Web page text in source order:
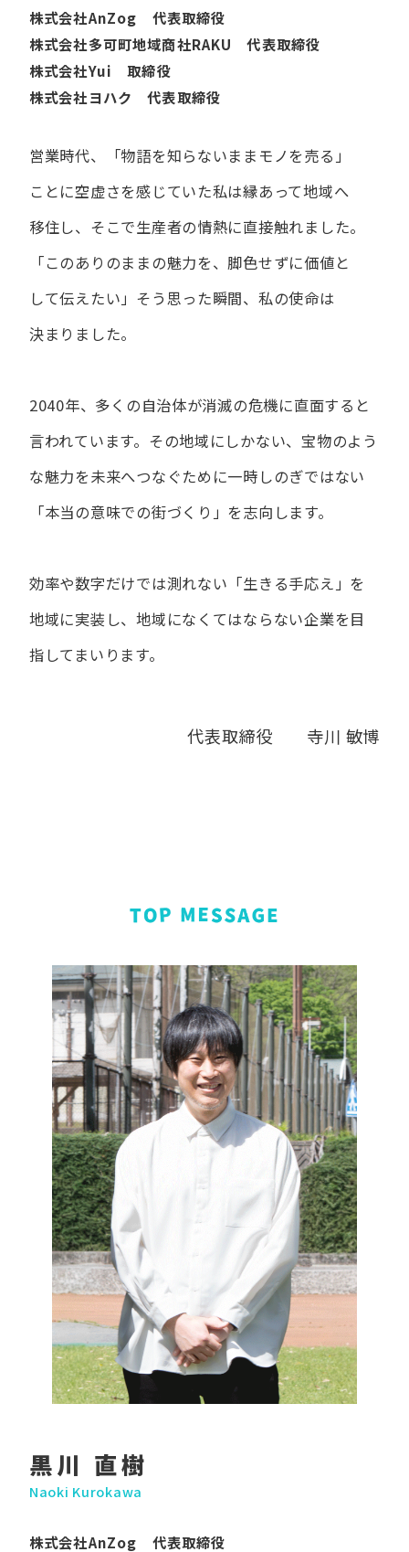
株式会社AnZog 代表取締役
株式会社多可町地域商社RAKU 代表取締役
株式会社Yui 取締役
株式会社ヨハク 代表取締役
営業時代、​「物語を​知らないまま​モノを​売る」
ことに​空虚さを​感じていた​私は縁あって​地域へ​
移住し、​そこで​生産者の​情熱に​直接触れました。
「この​ありの​ままの​魅力を、​脚色せずに​価値と​
して​伝えたい」 そう​思った​瞬間、​私の​使命は​
決まりました。
2040年、多くの自治体が消滅の危機に直面すると
言われています。 その地域にしかない、宝物のよう
な魅力を未来へつなぐために一時しのぎではない
「本当の意味での街づくり」を志向します。
効率や数字だけでは測れない「生きる手応え」を
地域に実装し、地域になくてはならない企業を目
指してまいります。
代表取締役 寺川 敏博
黒川 直樹
Naoki Kurokawa
株式会社AnZog 代表取締役